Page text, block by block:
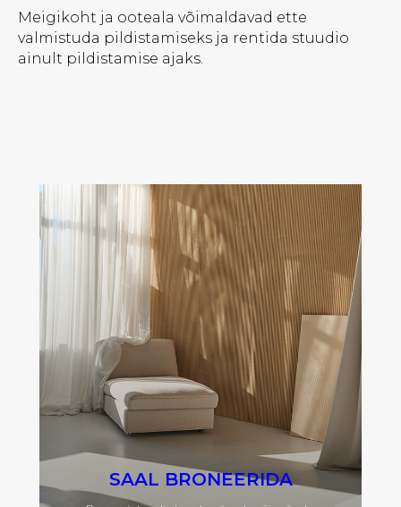
Meigikoht ja ooteala võimaldavad ette
valmistuda pildistamiseks ja rentida stuudio
ainult pildistamise ajaks.
SAAL BRONEERIDA